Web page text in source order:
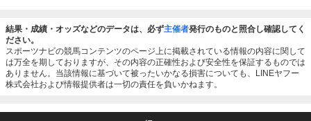
結果・成績・オッズなどのデータは、必ず主催者発行のものと照合し確認してく
ださい。
スポーツナビの競馬コンテンツのページ上に掲載されている情報の内容に関して
は万全を期しておりますが、その内容の正確性および安全性を保証するものでは
ありません。当該情報に基づいて被ったいかなる損害についても、LINEヤフー
株式会社および情報提供者は一切の責任を負いかねます。